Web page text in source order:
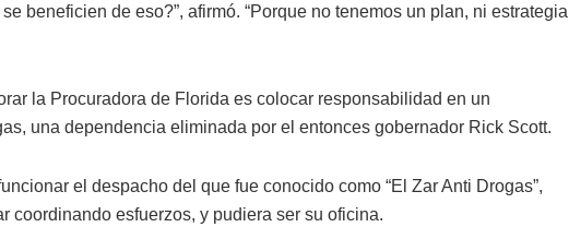
beneficien de eso?”, afirmó. “Porque no tenemos un plan, ni estrategia
la Procuradora de Florida es colocar responsabilidad en un
una dependencia eliminada por el entonces gobernador Rick Scott.
el despacho del que fue conocido como “El Zar Anti Drogas”,
coordinando esfuerzos, y pudiera ser su oficina.